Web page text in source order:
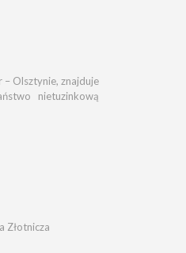
– Olsztynie, znajduje
nietuzinkową
Złotnicza